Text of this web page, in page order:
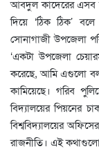
আবদুল কাদেরের এসব
দিয়ে ‘ঠিক ঠিক’
সোনাগাজী উপজেলা
‘একটা উপজেলা
করেছে, আমি এগুলো
কামিয়েছে। গরিব
বিদ্যালয়ের পিয়নের
বিশ্ববিদ্যালয়ের
রাজনীতি। এই কথাগুলো